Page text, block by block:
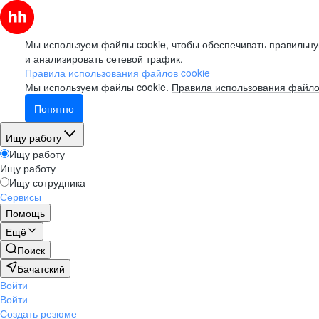
Мы используем файлы cookie, чтобы обеспечивать
и анализировать сетевой трафик.
Правила использования файлов cookie
Мы используем файлы cookie. Правила использования
Понятно
Ищу работу
Ищу работу
Ищу работу
Ищу сотрудника
Сервисы
Помощь
Ещё
Поиск
Бачатский
Войти
Войти
Создать резюме